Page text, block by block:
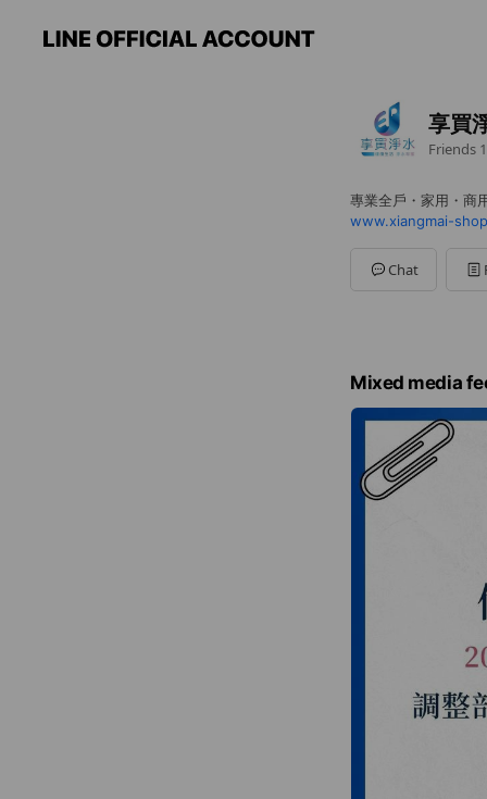
享買
Friends
專業全戶・家用・商
www.xiangmai-
Chat
Mixed media